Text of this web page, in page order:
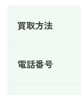
買取方法
電話番号